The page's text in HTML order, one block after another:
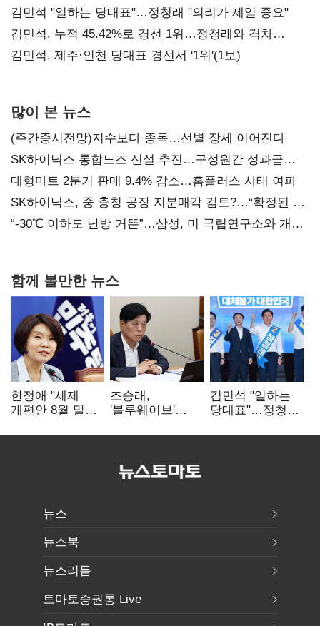
통감"
김민석 "일하는 당대표"…정청래 "의리가 제일 중요"
김민석, 누적 45.42%로 경선 1위…정청래와 격차
0.86%p(2보)
김민석, 제주·인천 당대표 경선서 '1위'(1보)
많이 본 뉴스
(주간증시전망)지수보다 종목…선별 장세 이어진다
SK하이닉스 통합노조 신설 추진…구성원간 성과급
불만 확산
대형마트 2분기 판매 9.4% 감소…홈플러스 사태 여파
SK하이닉스, 중 충칭 공장 지분매각 검토?…“확정된 바
없어”
“-30℃ 이하도 난방 거뜬”…삼성, 미 국립연구소와 개발
함께 볼만한 뉴스
한정애 "세제
개편안 8월 말
공급도 논의"
조승래,
'블루웨이브'
사과 "무거운
김민석 "일하는
당대표"…정청래
중요"
뉴스
뉴스북
뉴스리듬
토마토증권통 Live